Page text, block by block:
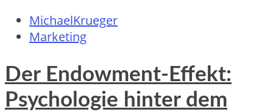
MichaelKrueger
Marketing
Der Endowment-Effekt:
Psychologie hinter dem